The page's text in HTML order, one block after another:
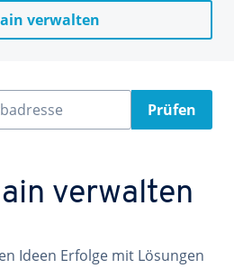
verwalten
Prüfen
verwalten
Ideen Erfolge mit Lösungen